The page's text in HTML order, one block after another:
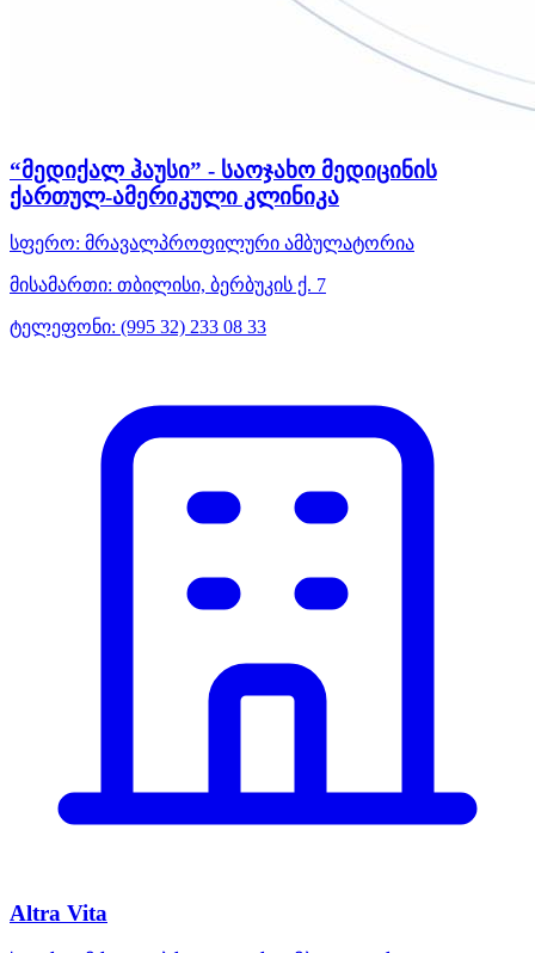
“მედიქალ ჰაუსი” - საოჯახო მედიცინის
ქართულ-ამერიკული კლინიკა
სფერო: მრავალპროფილური ამბულატორია
მისამართი: თბილისი, ბერბუკის ქ. 7
ტელეფონი: (995 32) 233 08 33
Altra Vita